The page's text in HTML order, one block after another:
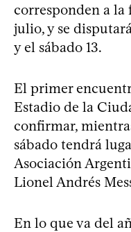
corresponden a la
julio, y se
y el sábado 13.
El primer
Estadio de la
confirmar,
sábado tendrá
Asociación
Lionel Andrés
En lo que va del